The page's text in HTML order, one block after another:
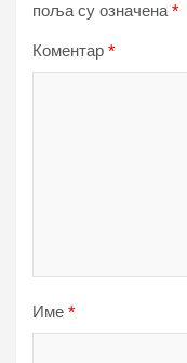
поља су означена*
Коментар *
Име *